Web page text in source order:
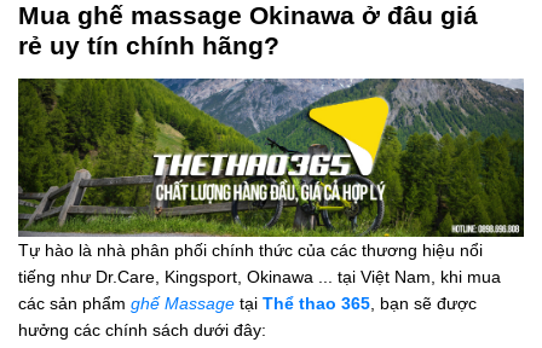
Mua ghế massage Okinawa ở đâu giá
rẻ uy tín chính hãng?
Tự hào là nhà phân phối chính thức của các thương hiệu nổi
tiếng như Dr.Care, Kingsport, Okinawa ... tại Việt Nam, khi mua
các sản phẩm ghế Massage tại Thể thao 365, bạn sẽ được
hưởng các chính sách dưới đây: